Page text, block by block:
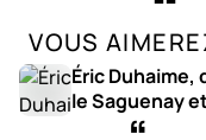
VOUS
Éric
le Saguenay